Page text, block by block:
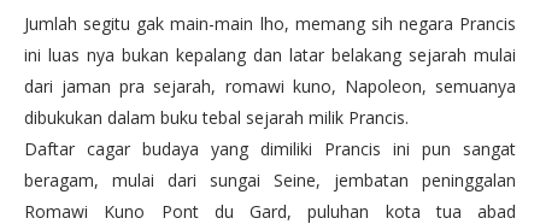
Jumlah segitu gak main-main lho, memang sih negara Prancis
ini luas nya bukan kepalang dan latar belakang sejarah mulai
dari jaman pra sejarah, romawi kuno, Napoleon, semuanya
dibukukan dalam buku tebal sejarah milik Prancis.
Daftar cagar budaya yang dimiliki Prancis ini pun sangat
beragam, mulai dari sungai Seine, jembatan peninggalan
Romawi Kuno Pont du Gard, puluhan kota tua abad